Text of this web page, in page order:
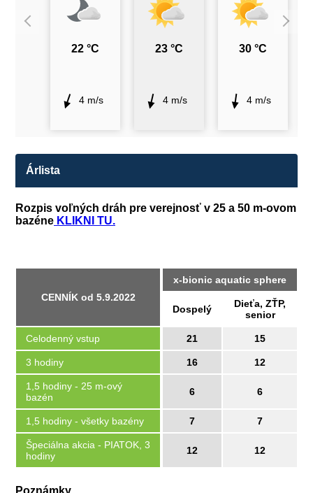
22 °C
4 m/s
23 °C
4 m/s
30 °C
4 m/s
Árlista
Rozpis voľných dráh pre verejnosť v 25 a 50 m-ovom
bazéne KLIKNI TU.
CENNÍK od 5.9.2022
x-bionic aquatic sphere
Dospelý
Dieťa, ZŤP,
senior
Celodenný vstup 21 15
3 hodiny 16 12
1,5 hodiny - 25 m-ový
bazén
6 6
1,5 hodiny - všetky bazény 7 7
Špeciálna akcia - PIATOK, 3
hodiny
12 12
Poznámky